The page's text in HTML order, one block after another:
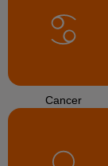
Cancer